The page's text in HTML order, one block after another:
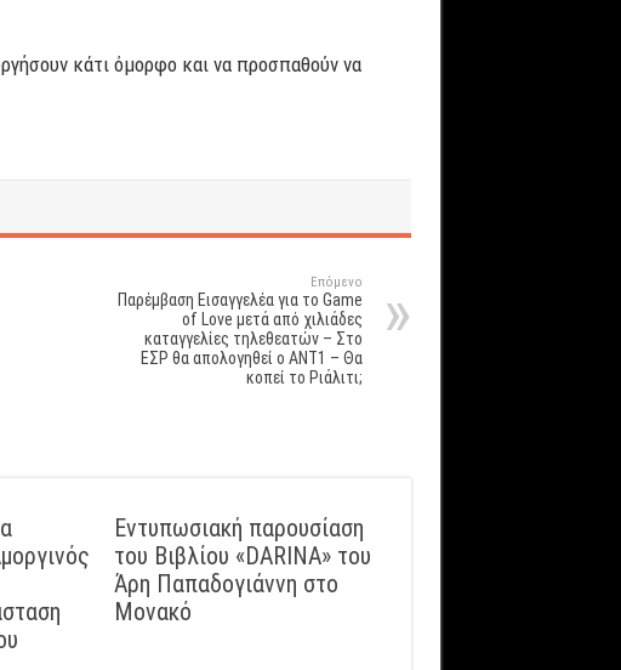
κάτι όμορφο και να προσπαθούν να
Επόμενο
Παρέμβαση Εισαγγελέα για το Game
of Love μετά από χιλιάδες
καταγγελίες τηλεθεατών – Στο
ΕΣΡ θα απολογηθεί ο ΑΝΤ1 – Θα
κοπεί το Ριάλιτι;
Εντυπωσιακή παρουσίαση
του Βιβλίου «DARINA» του
Άρη Παπαδογιάννη στο
Μονακό